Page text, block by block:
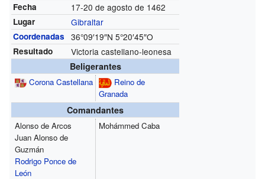
Fecha 17-20 de agosto de 1462
Lugar Gibraltar
Coordenadas 36°09′19″N 5°20′45″O
Resultado
Victoria castellano-leonesa
Beligerantes
Corona Castellana
Reino de
Granada
Comandantes
Alonso de Arcos
Juan Alonso de
Guzmán
Rodrigo Ponce de
León
Mohámmed Caba